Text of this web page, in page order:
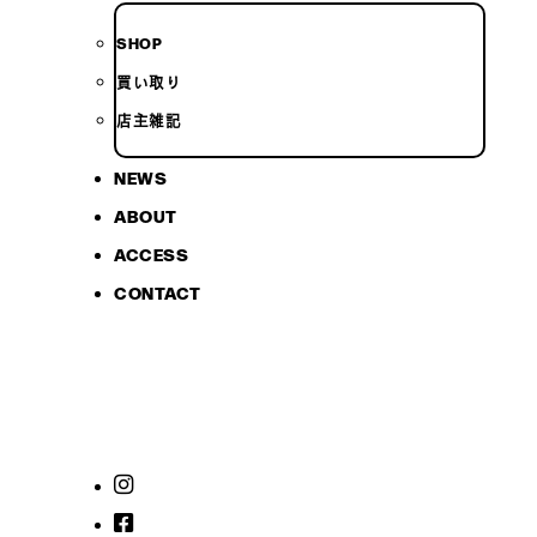
SHOP
買い取り
店主雑記
NEWS
ABOUT
ACCESS
CONTACT